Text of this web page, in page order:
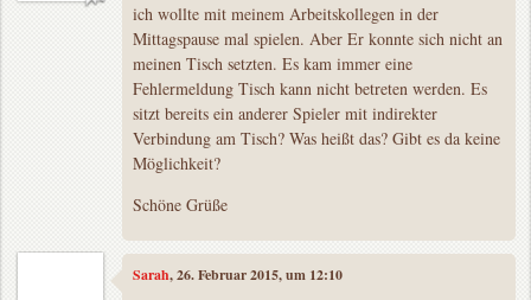
ich wollte mit meinem Arbeitskollegen in der
Mittagspause mal spielen. Aber Er konnte sich nicht an
meinen Tisch setzten. Es kam immer eine
Fehlermeldung Tisch kann nicht betreten werden. Es
sitzt bereits ein anderer Spieler mit indirekter
Verbindung am Tisch? Was heißt das? Gibt es da keine
Möglichkeit?
Schöne Grüße
Sarah, 26. Februar 2015, um 12:10